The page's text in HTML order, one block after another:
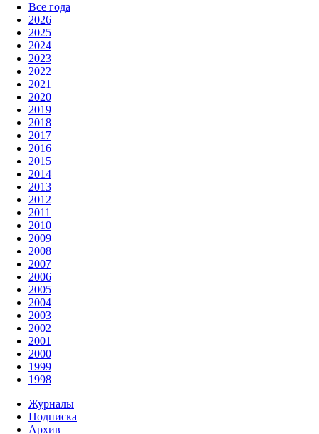
Все года
2026
2025
2024
2023
2022
2021
2020
2019
2018
2017
2016
2015
2014
2013
2012
2011
2010
2009
2008
2007
2006
2005
2004
2003
2002
2001
2000
1999
1998
Журналы
Подписка
Архив